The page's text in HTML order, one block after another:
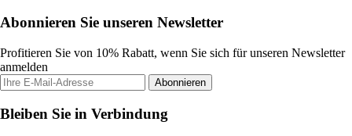
Abonnieren Sie unseren Newsletter
Profitieren Sie von 10% Rabatt, wenn Sie sich für unseren Newsletter
anmelden
Abonnieren
Bleiben Sie in Verbindung